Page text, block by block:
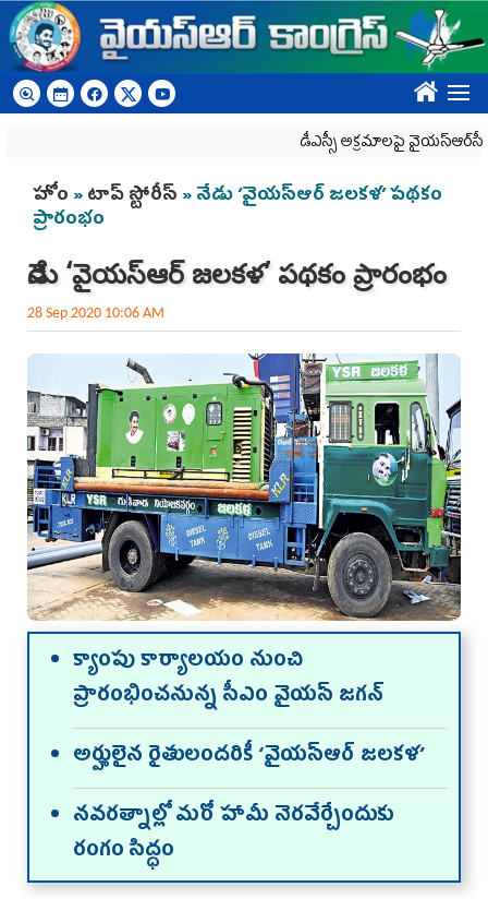
Skip to main content
????
డీఎస్సీ అక్రమాలపై వైయ‌స్ఆర్‌సీపీ
You are here
హోం »టాప్ స్టోరీస్ » నేడు ‘వైయ‌స్ఆర్‌ జలకళ’ పథకం
ప్రారంభం
నేడు ‘వైయ‌స్ఆర్‌ జలకళ’ పథకం ప్రారంభం
28 Sep 2020 10:06 AM
క్యాంపు కార్యాల‌యం నుంచి
ప్రారంభించనున్న సీఎం వైయ‌స్‌ జగన్‌
అర్హులైన రైతులందరికీ ‘వైయ‌స్ఆర్‌ జలకళ’
నవరత్నాల్లో మరో హామీ నెరవేర్చేందుకు
రంగం సిద్ధం